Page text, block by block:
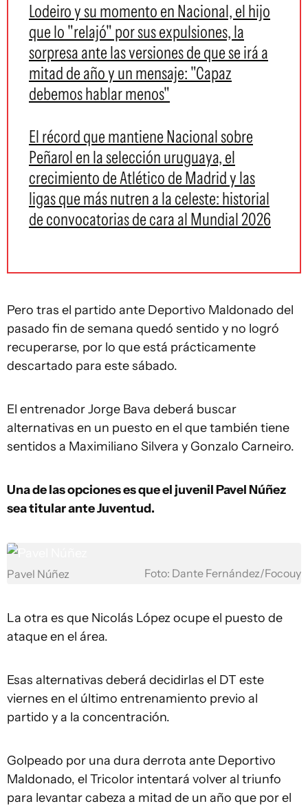
Lodeiro y su momento en Nacional, el hijo
que lo "relajó" por sus expulsiones, la
sorpresa ante las versiones de que se irá a
mitad de año y un mensaje: "Capaz
debemos hablar menos"
El récord que mantiene Nacional sobre
Peñarol en la selección uruguaya, el
crecimiento de Atlético de Madrid y las
ligas que más nutren a la celeste: historial
de convocatorias de cara al Mundial 2026
Pero tras el partido ante Deportivo Maldonado del
pasado fin de semana quedó sentido y no logró
recuperarse, por lo que está prácticamente
descartado para este sábado.
El entrenador Jorge Bava deberá buscar
alternativas en un puesto en el que también tiene
sentidos a Maximiliano Silvera y Gonzalo Carneiro.
Una de las opciones es que el juvenil Pavel Núñez
sea titular ante Juventud.
Pavel Núñez Foto: Dante Fernández/Focouy
La otra es que Nicolás López ocupe el puesto de
ataque en el área.
Esas alternativas deberá decidirlas el DT este
viernes en el último entrenamiento previo al
partido y a la concentración.
Golpeado por una dura derrota ante Deportivo
Maldonado, el Tricolor intentará volver al triunfo
para levantar cabeza a mitad de un año que por el